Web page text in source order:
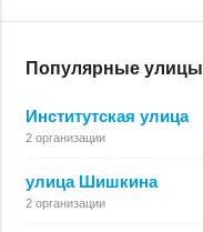
Популярные улицы
Институтская улица
2 организации
улица Шишкина
2 организации